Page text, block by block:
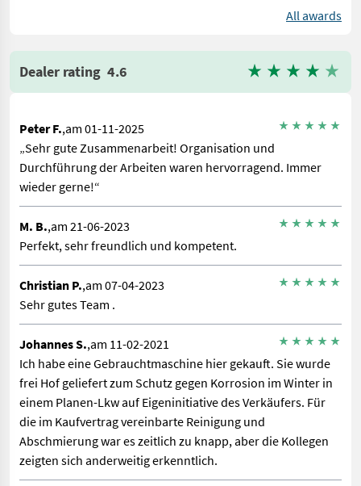
All awards
Dealer rating 4.6
Peter F.,am 01-11-2025
„Sehr gute Zusammenarbeit! Organisation und
Durchführung der Arbeiten waren hervorragend. Immer
wieder gerne!“
M. B.,am 21-06-2023
Perfekt, sehr freundlich und kompetent.
Christian P.,am 07-04-2023
Sehr gutes Team .
Johannes S.,am 11-02-2021
Ich habe eine Gebrauchtmaschine hier gekauft. Sie wurde
frei Hof geliefert zum Schutz gegen Korrosion im Winter in
einem Planen-Lkw auf Eigeninitiative des Verkäufers. Für
die im Kaufvertrag vereinbarte Reinigung und
Abschmierung war es zeitlich zu knapp, aber die Kollegen
zeigten sich anderweitig erkenntlich.